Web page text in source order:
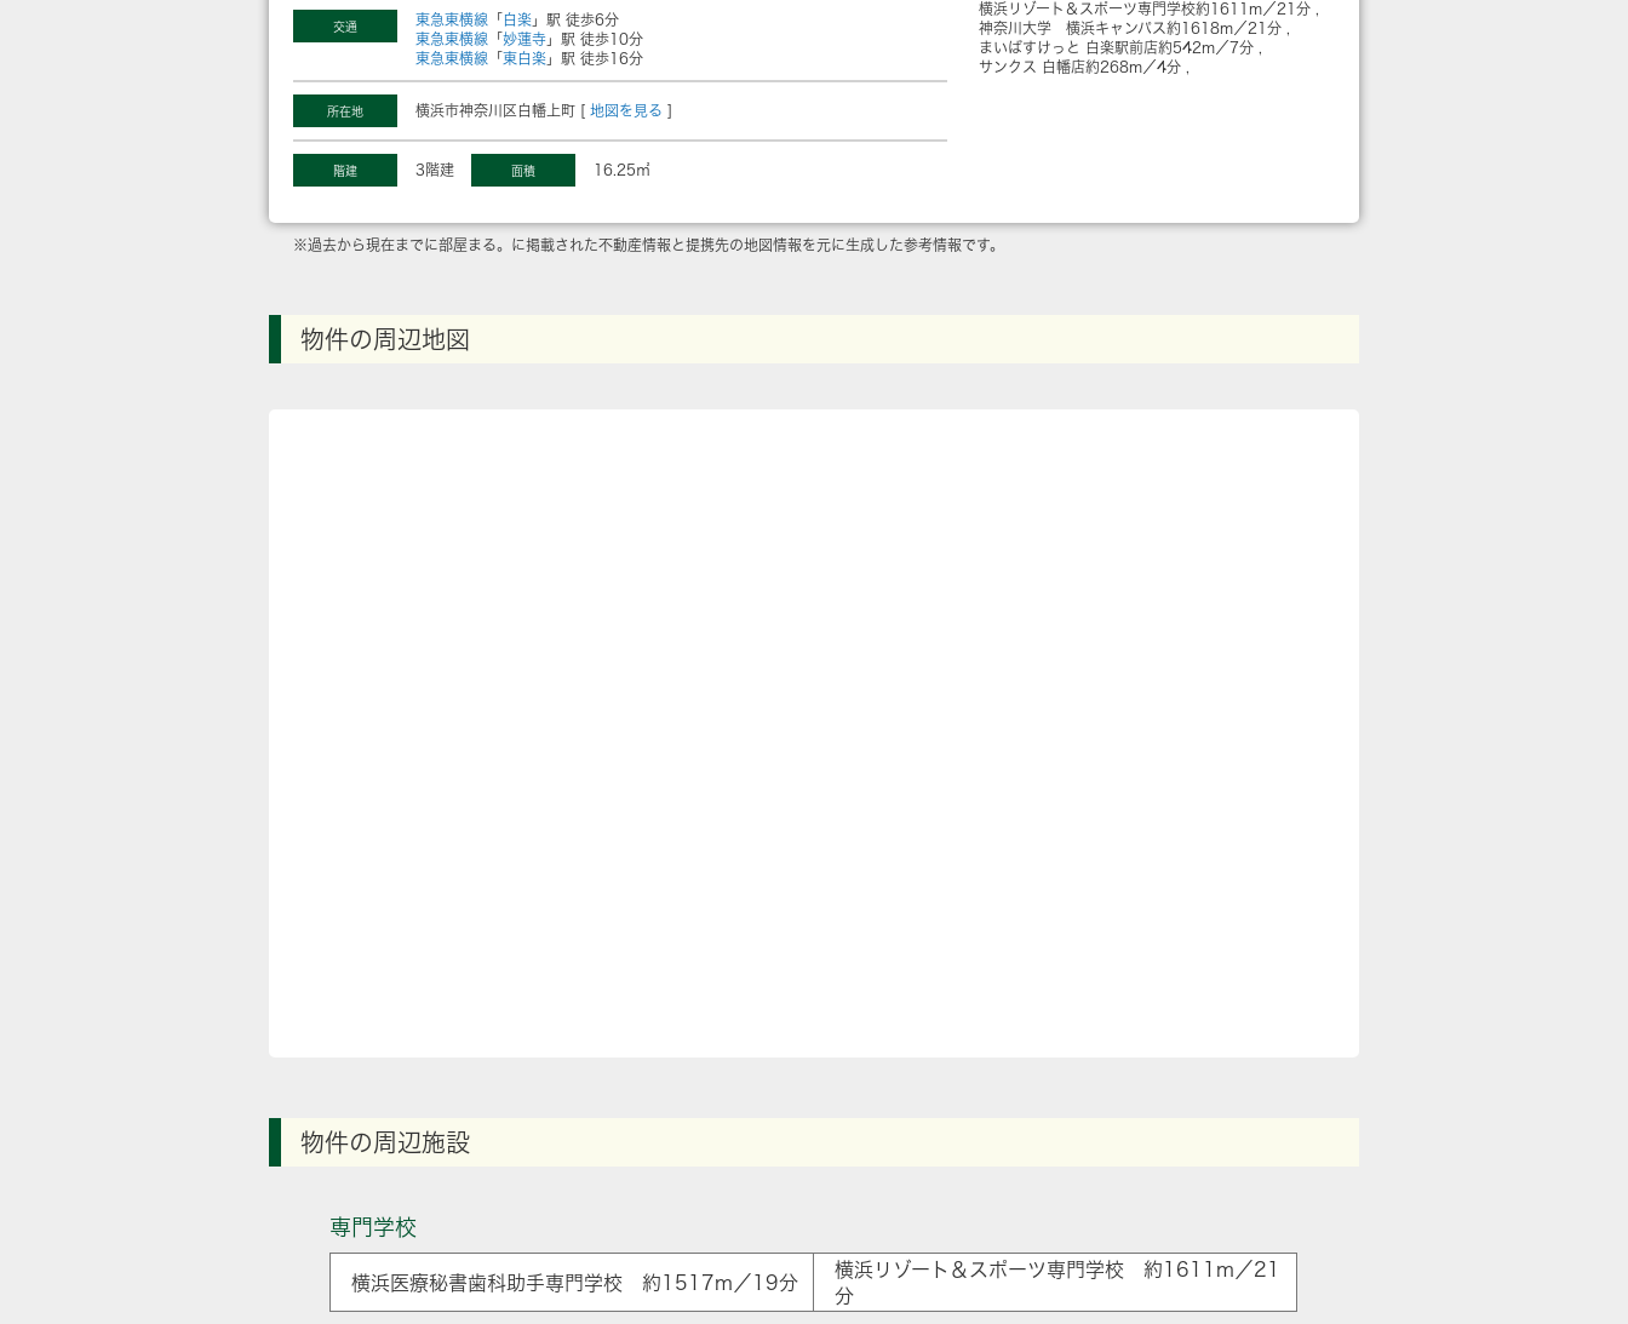
交通 東急東横線 「 白楽 」駅 徒歩6分
東急東横線 「 妙蓮寺 」駅 徒歩10分
東急東横線 「 東白楽 」駅 徒歩16分
所在地 横浜市神奈川区白幡上町 [ 地図を見る ]
階建 3階建 面積 16.25㎡
横浜リゾート＆スポーツ専門学校約1611m／21分
神奈川大学 横浜キャンパス約1618m／21分
まいばすけっと 白楽駅前店約542m／7分
サンクス 白幡店約268m／4分
※過去から現在までに部屋まる。に掲載された不動産情報と提携先の地図情報を元に生成した参考情報です。
物件の周辺地図
物件の周辺施設
専門学校
横浜医療秘書歯科助手専門学校 約1517m／19分
横浜リゾート＆スポーツ専門学校 約1611m／21
分